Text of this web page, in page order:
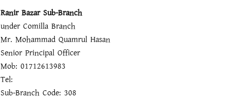
Ranir Bazar Sub-Branch
under Comilla Branch
Mr. Mohammad Quamrul Hasan
Senior Principal Officer
Mob: 01712613983
Tel:
Sub-Branch Code: 308